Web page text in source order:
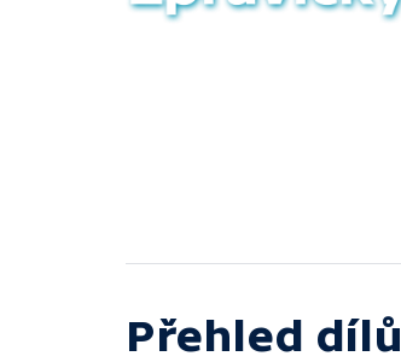
Přehled dílů